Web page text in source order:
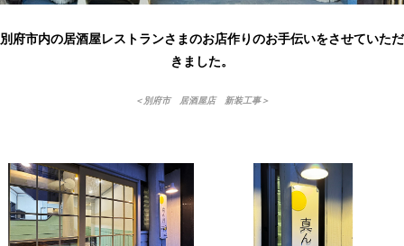
別府市内の居酒屋レストランさまのお店作りのお手伝いをさせていただ
きました。
＜別府市 居酒屋店 新装工事＞